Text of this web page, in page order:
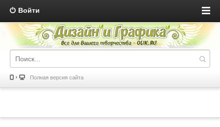
Войти
Полная версия сайта